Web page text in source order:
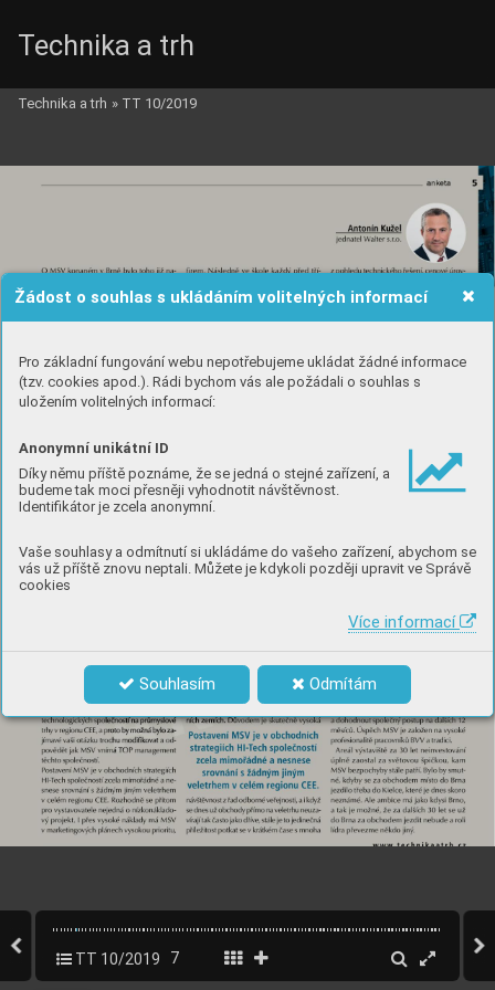
Žádost o souhlas s ukládáním volitelných informací
Pro základní fungování webu nepotřebujeme ukládat žádné informace
(tzv. cookies apod.). Rádi bychom vás ale požádali o souhlas s
uložením volitelných informací:
Anonymní unikátní ID
Díky němu příště poznáme, že se jedná o stejné zařízení, a
budeme tak moci přesněji vyhodnotit návštěvnost.
Identifikátor je zcela anonymní.
Vaše souhlasy a odmítnutí si ukládáme do vašeho zařízení, abychom se
vás už příště znovu neptali. Můžete je kdykoli později upravit ve Správě
cookies
Více informací
Souhlasím Odmítám
Technika a trh
Technika a trh » TT 10/2019
TT 10/2019 7